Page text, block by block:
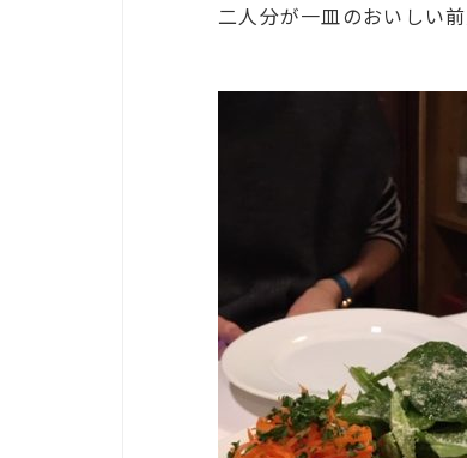
二人分が一皿のおいしい